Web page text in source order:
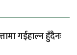
गईहाल्न हुँदैनः